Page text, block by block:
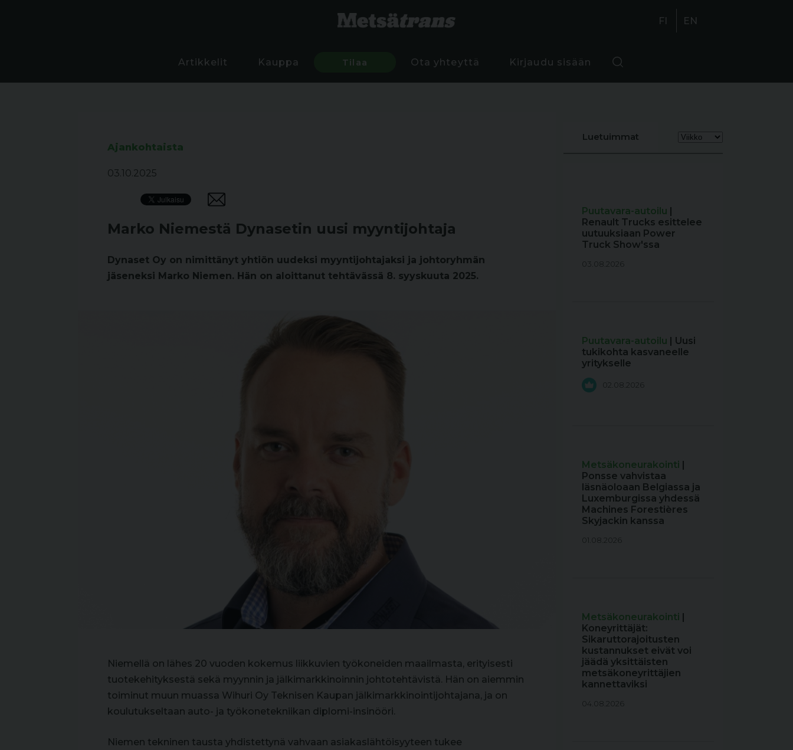
FI EN
Artikkelit Kauppa Tilaa Ota yhteyttä Kirjaudu sisään
Ajankohtaista
03.10.2025
Marko Niemestä Dynasetin uusi myyntijohtaja
Dynaset Oy on nimittänyt yhtiön uudeksi myyntijohtajaksi ja johtoryhmän
jäseneksi Marko Niemen. Hän on aloittanut tehtävässä 8. syyskuuta 2025.
Niemellä on lähes 20 vuoden kokemus liikkuvien työkoneiden maailmasta, erityisesti
tuotekehityksestä sekä myynnin ja jälkimarkkinoinnin johtotehtävistä. Hän on aiemmin
toiminut muun muassa Wihuri Oy Teknisen Kaupan jälkimarkkinointijohtajana, ja on
koulutukseltaan auto- ja työkonetekniikan diplomi-insinööri.
Niemen tekninen tausta yhdistettynä vahvaan asiakaslähtöisyyteen tukee
Luetuimmat
Puutavara-autoilu |
Renault Trucks esittelee
uutuuksiaan Power
Truck Show'ssa
03.08.2026
Puutavara-autoilu | Uusi
tukikohta kasvaneelle
yritykselle
02.08.2026
Metsäkoneurakointi |
Ponsse vahvistaa
läsnäoloaan Belgiassa ja
Luxemburgissa yhdessä
Machines Forestières
Skyjackin kanssa
01.08.2026
Metsäkoneurakointi |
Koneyrittäjät:
Sikaruttorajoitusten
kustannukset eivät voi
jäädä yksittäisten
metsäkoneyrittäjien
kannettaviksi
04.08.2026